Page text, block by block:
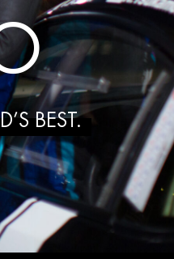
BEST.